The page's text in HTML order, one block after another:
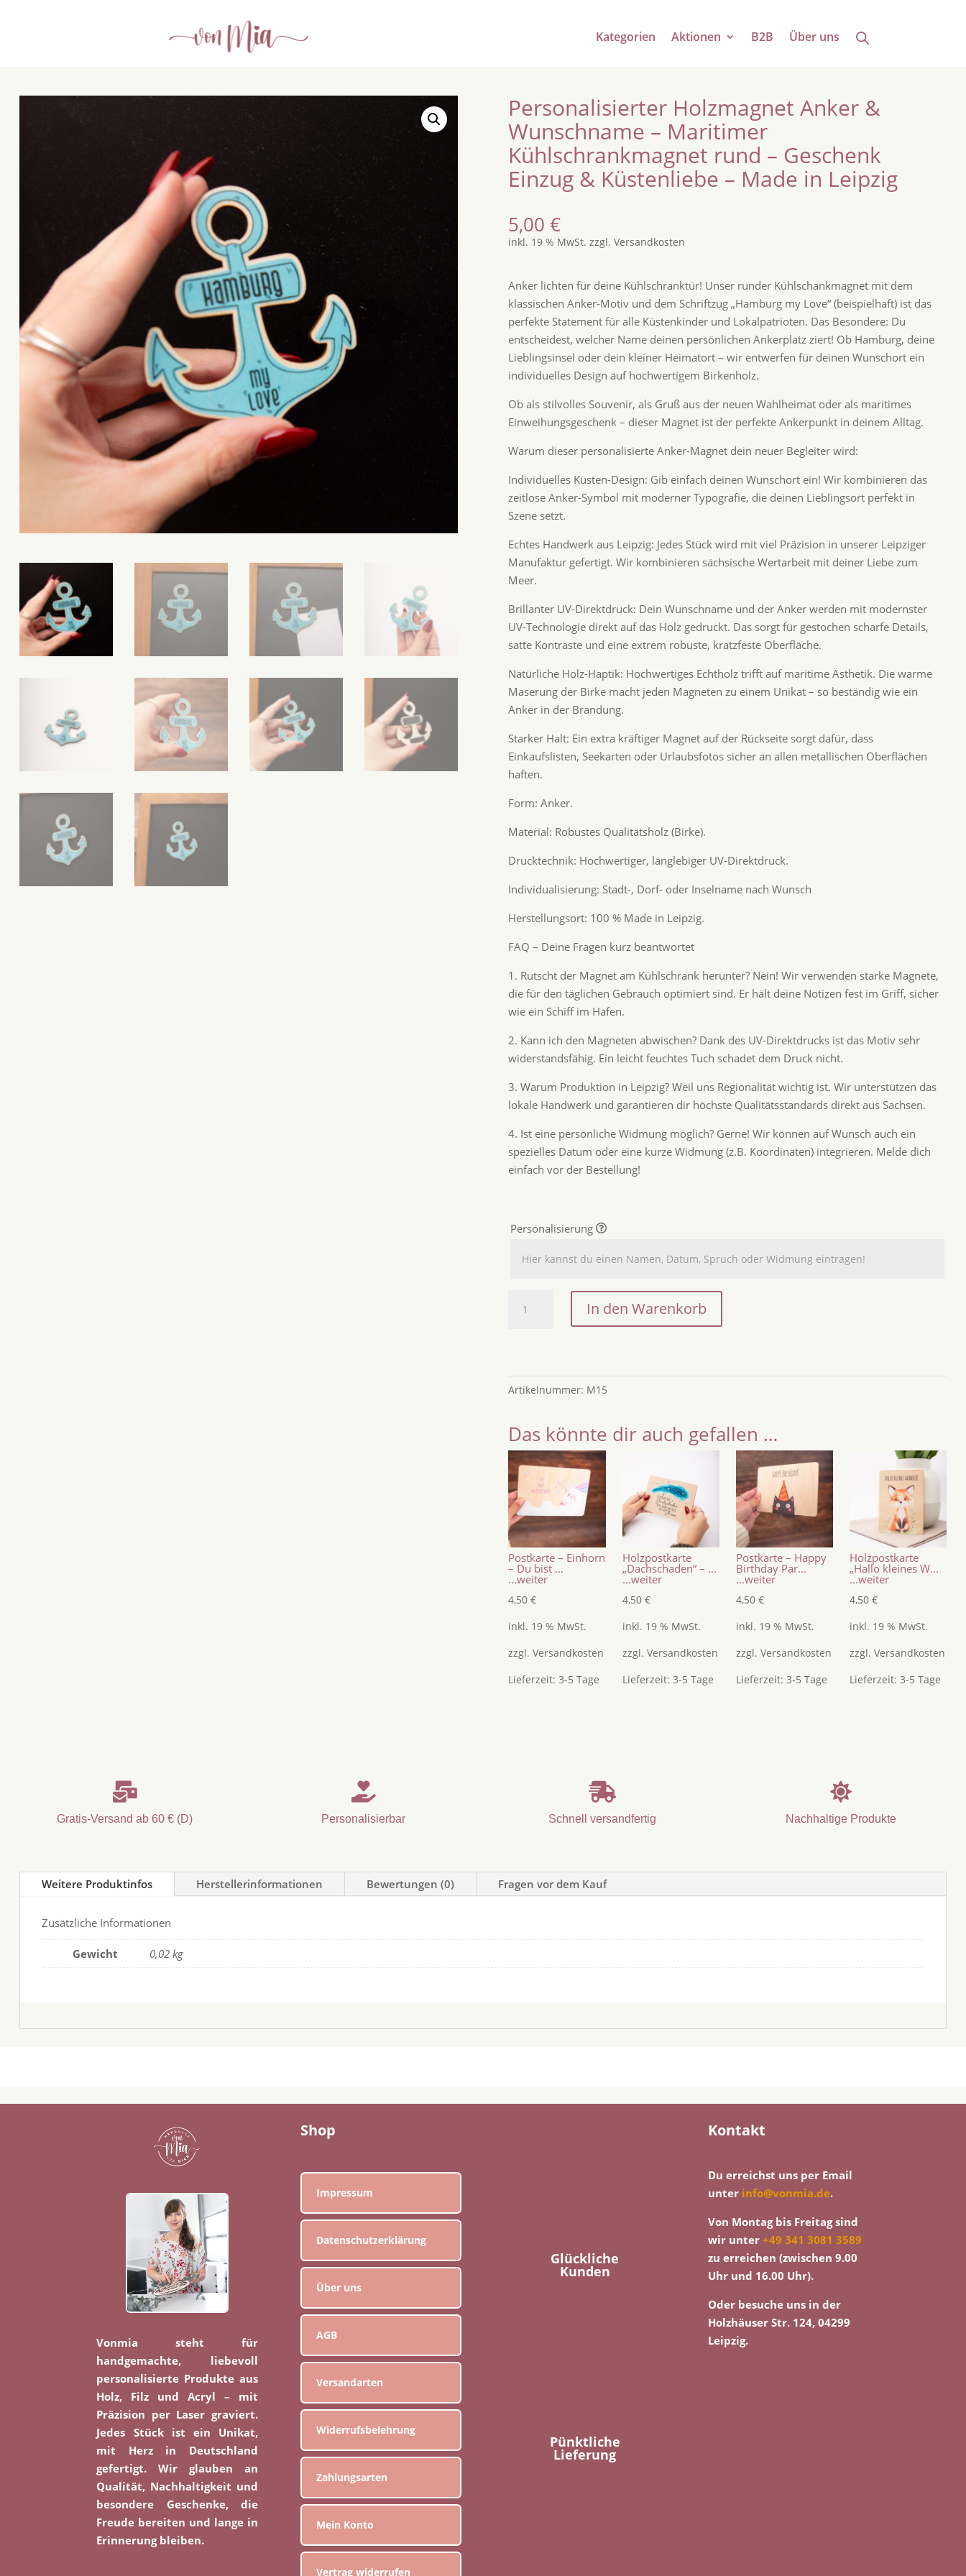
Kategorien Aktionen B2B Über uns
Personalisierter Holzmagnet Anker &
Wunschname – Maritimer
Kühlschrankmagnet rund – Geschenk
Einzug & Küstenliebe – Made in Leipzig
5,00€
inkl. 19 % MwSt. zzgl.Versandkosten
Anker lichten für deine Kühlschranktür! Unser runder Kühlschankmagnet mit dem
klassischen Anker-Motiv und dem Schriftzug „Hamburg my Love“ (beispielhaft) ist das
perfekte Statement für alle Küstenkinder und Lokalpatrioten. Das Besondere: Du
entscheidest, welcher Name deinen persönlichen Ankerplatz ziert! Ob Hamburg, deine
Lieblingsinsel oder dein kleiner Heimatort – wir entwerfen für deinen Wunschort ein
individuelles Design auf hochwertigem Birkenholz.
Ob als stilvolles Souvenir, als Gruß aus der neuen Wahlheimat oder als maritimes
Einweihungsgeschenk – dieser Magnet ist der perfekte Ankerpunkt in deinem Alltag.
Warum dieser personalisierte Anker-Magnet dein neuer Begleiter wird:
Individuelles Küsten-Design: Gib einfach deinen Wunschort ein! Wir kombinieren das
zeitlose Anker-Symbol mit moderner Typografie, die deinen Lieblingsort perfekt in
Szene setzt.
Echtes Handwerk aus Leipzig: Jedes Stück wird mit viel Präzision in unserer Leipziger
Manufaktur gefertigt. Wir kombinieren sächsische Wertarbeit mit deiner Liebe zum
Meer.
Brillanter UV-Direktdruck: Dein Wunschname und der Anker werden mit modernster
UV-Technologie direkt auf das Holz gedruckt. Das sorgt für gestochen scharfe Details,
satte Kontraste und eine extrem robuste, kratzfeste Oberfläche.
Natürliche Holz-Haptik: Hochwertiges Echtholz trifft auf maritime Ästhetik. Die warme
Maserung der Birke macht jeden Magneten zu einem Unikat – so beständig wie ein
Anker in der Brandung.
Starker Halt: Ein extra kräftiger Magnet auf der Rückseite sorgt dafür, dass
Einkaufslisten, Seekarten oder Urlaubsfotos sicher an allen metallischen Oberflächen
haften.
Form: Anker.
Material: Robustes Qualitätsholz (Birke).
Drucktechnik: Hochwertiger, langlebiger UV-Direktdruck.
Individualisierung: Stadt-, Dorf- oder Inselname nach Wunsch
Herstellungsort: 100 % Made in Leipzig.
FAQ – Deine Fragen kurz beantwortet
1. Rutscht der Magnet am Kühlschrank herunter? Nein! Wir verwenden starke Magnete,
die für den täglichen Gebrauch optimiert sind. Er hält deine Notizen fest im Griff, sicher
wie ein Schiff im Hafen.
2. Kann ich den Magneten abwischen? Dank des UV-Direktdrucks ist das Motiv sehr
widerstandsfähig. Ein leicht feuchtes Tuch schadet dem Druck nicht.
3. Warum Produktion in Leipzig? Weil uns Regionalität wichtig ist. Wir unterstützen das
lokale Handwerk und garantieren dir höchste Qualitätsstandards direkt aus Sachsen.
4. Ist eine persönliche Widmung möglich? Gerne! Wir können auf Wunsch auch ein
spezielles Datum oder eine kurze Widmung (z.B. Koordinaten) integrieren. Melde dich
einfach vor der Bestellung!
Personalisierung
Personalisierter
Holzmagnet
–
rund
–
Geschenk
Einzug
&
Küstenliebe
–
Made
in
Leipzig
Menge
In den Warenkorb
Artikelnummer: M15
Das könnte dir auch gefallen …
Postkarte – Einhorn
– Du bist ...
...weiter
4,50€
inkl. 19 % MwSt.
zzgl.Versandkosten
Lieferzeit:3-5 Tage
Holzpostkarte
„Dachschaden“ – ...
...weiter
4,50 €
inkl. 19 % MwSt.
zzgl. Versandkosten
Lieferzeit: 3-5 Tage
Postkarte – Happy
Birthday Par...
...weiter
4,50 €
inkl. 19 % MwSt.
zzgl. Versandkosten
Lieferzeit: 3-5 Tage
Holzpostkarte
„Hallo kleines W...
...weiter
4,50€
inkl. 19 % MwSt.
zzgl.Versandkosten
Lieferzeit:3-5 Tage

Gratis-Versand ab 60 € (D)

Personalisierbar

Schnell versandfertig

Nachhaltige Produkte
Weitere Produktinfos Herstellerinformationen Bewertungen (0) Fragen vor dem Kauf
Zusätzliche Informationen
Gewicht 0,02 kg
Vonmia steht für
handgemachte, liebevoll
personalisierte Produkte aus
Holz, Filz und Acryl – mit
Präzision per Laser graviert.
Jedes Stück ist ein Unikat,
mit Herz in Deutschland
gefertigt. Wir glauben an
Qualität, Nachhaltigkeit und
besondere Geschenke, die
Freude bereiten und lange in
Erinnerung bleiben.
Shop
Impressum
Datenschutzerklärung
Über uns
AGB
Versandarten
Widerrufsbelehrung
Zahlungsarten
Mein Konto
Vertrag widerrufen
Glückliche
Kunden
Pünktliche
Lieferung
Kontakt
Du erreichst uns per Email
unter info@vonmia.de.
Von Montag bis Freitag sind
wir unter+49 341 3081 3589
zu erreichen (zwischen 9.00
Uhr und 16.00 Uhr).
Oder besuche uns in der
Holzhäuser Str. 124, 04299
Leipzig.